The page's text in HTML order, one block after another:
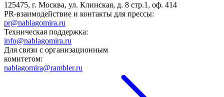
125475, г. Москва, ул. Клинская, д. 8 стр.1, оф. 414
PR-взаимодействие и контакты для прессы:
pr@nablagomira.ru
Техническая поддержка:
info@nablagomira.ru
Для связи с организационным
комитетом:
nablagomira@rambler.ru